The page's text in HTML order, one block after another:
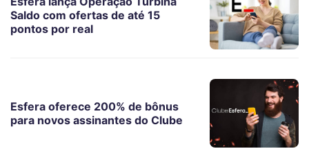
Saldo com ofertas de até 15
pontos por real
Esfera oferece 200% de bônus
para novos assinantes do Clube